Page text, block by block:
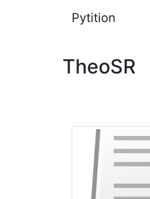
Pytition
TheoSR